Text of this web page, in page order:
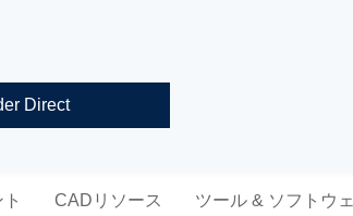
Direct
CADリソース ツール & ソフトウ